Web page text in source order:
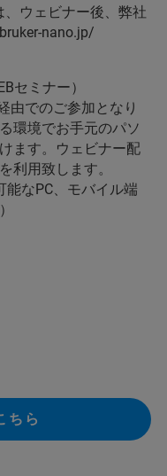
ウェビナー後、弊社
nano.jp/
セミナー）
由でのご参加となり
環境でお手元のパソ
ます。ウェビナー配
利用致します。
能なPC、モバイル端
ちら